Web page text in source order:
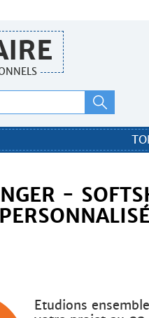
-
Etudions ensemble